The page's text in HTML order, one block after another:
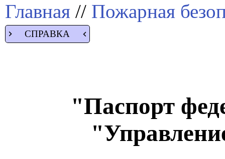
Главная // Пожарная
СПРАВКА
"Паспорт